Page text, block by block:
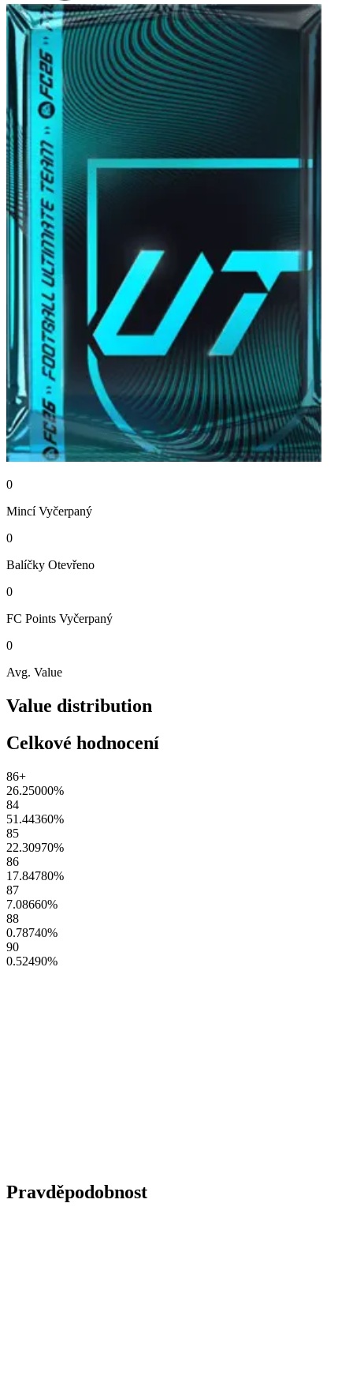
0
Mincí Vyčerpaný
0
Balíčky Otevřeno
0
FC Points Vyčerpaný
0
Avg. Value
Value distribution
Celkové hodnocení
86+
26.25000%
84
51.44360%
85
22.30970%
86
17.84780%
87
7.08660%
88
0.78740%
90
0.52490%
Pravděpodobnost